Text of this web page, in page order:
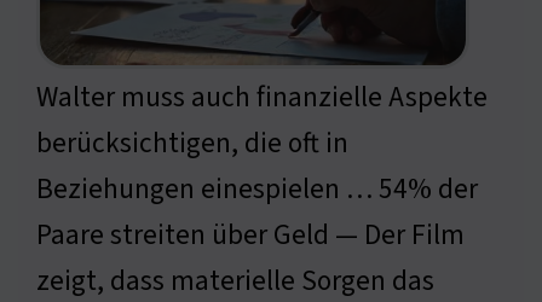
Walter muss auch finanzielle Aspekte
berücksichtigen, die oft in
Beziehungen einespielen … 54% der
Paare streiten über Geld — Der Film
zeigt, dass materielle Sorgen das